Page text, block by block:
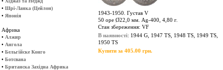
• Шрі-Ланка (Цейлон)
• Японія
Африка
• Алжир
• Ангола
• Бельгійске Конго
• Ботсвана
• Британска Західна Африка
1943-1950. Густав V
50 оре Ø22,0 мм. Ag-400, 4,80 г.
Стан збереження: VF
В наявності: 1944 G, 1947 TS, 1948 TS, 1949 TS,
1950 TS
Купити за 405.00 грн.